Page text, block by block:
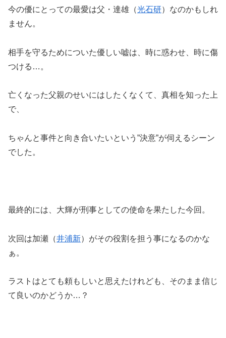
今の優にとっての最愛は父・達雄（光石研）なのかもしれ
ません。
相手を守るためについた優しい嘘は、時に惑わせ、時に傷
つける…。
亡くなった父親のせいにはしたくなくて、真相を知った上
で、
ちゃんと事件と向き合いたいという”決意”が伺えるシーン
でした。
最終的には、大輝が刑事としての使命を果たした今回。
次回は加瀬（井浦新）がその役割を担う事になるのかな
ぁ。
ラストはとても頼もしいと思えたけれども、そのまま信じ
て良いのかどうか…？